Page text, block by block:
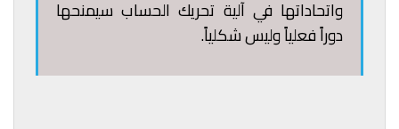
واتحاداتها في آلية تحريك الحساب سيمنحها
دوراً فعلياً وليس شكلياً.